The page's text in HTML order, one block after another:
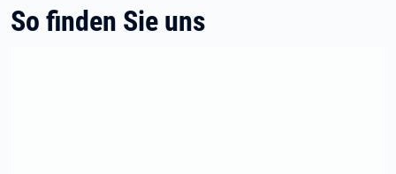
So finden Sie uns